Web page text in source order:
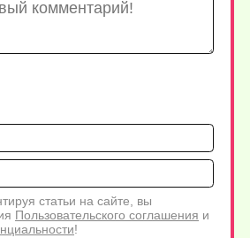
Имя*
статьи на сайте, вы
Пользовательского соглашения и
!